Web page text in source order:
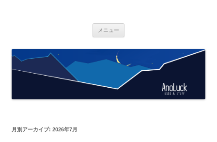
メニュー
ス
ッ
月別アーカイブ: 2026年7月